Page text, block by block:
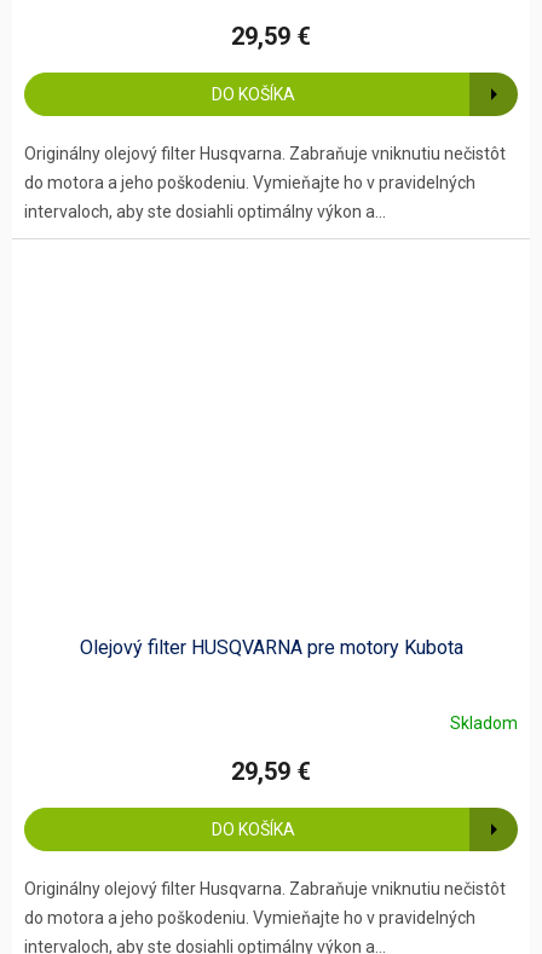
29,59 €
DO KOŠÍKA
Originálny olejový filter Husqvarna. Zabraňuje vniknutiu nečistôt
do motora a jeho poškodeniu. Vymieňajte ho v pravidelných
intervaloch, aby ste dosiahli optimálny výkon a...
Olejový filter HUSQVARNA pre motory Kubota
Skladom
29,59 €
DO KOŠÍKA
Originálny olejový filter Husqvarna. Zabraňuje vniknutiu nečistôt
do motora a jeho poškodeniu. Vymieňajte ho v pravidelných
intervaloch, aby ste dosiahli optimálny výkon a...